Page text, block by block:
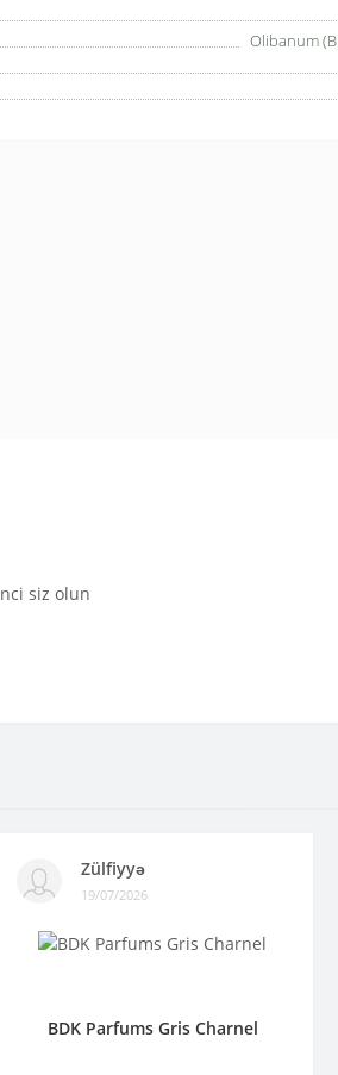
Olibanum
siz olun
Zülfiyyə
19/07/2026
BDK Parfums Gris Charnel